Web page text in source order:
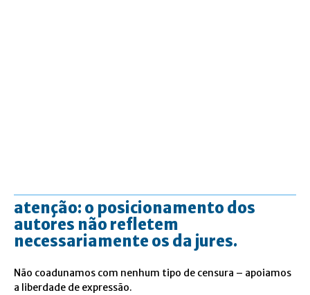
atenção: o posicionamento dos
autores não refletem
necessariamente os da jures.
Não coadunamos com nenhum tipo de censura – apoiamos
a liberdade de expressão.